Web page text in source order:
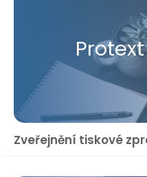
Zveřejnění tiskové